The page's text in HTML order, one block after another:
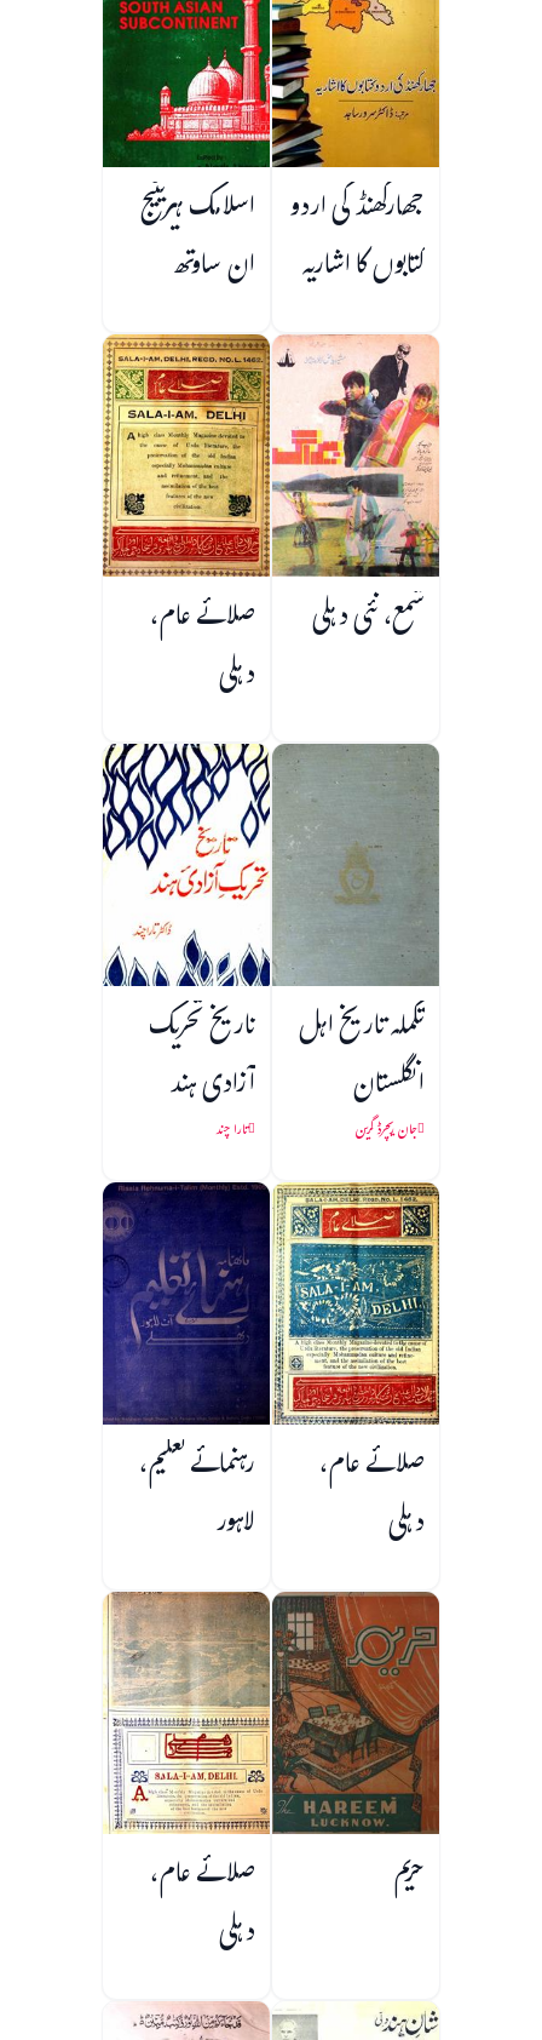
جھارکھنڈ کی اردو
کتابوں کا اشاریہ
اسلامک ہیریٹیج
ان ساوتھ
ایشین سب
کونٹینینٹ
شمع، نئی دہلی صلائے عام،
دہلی
تکملہ تاریخ اہل
انگلستان
جان ریچرڈ گرین
تاریخ تحریک
آزادی ہند
تارا چند
صلائے عام،
دہلی
رہنمائے تعلیم،
لاہور
حریم صلائے عام،
دہلی